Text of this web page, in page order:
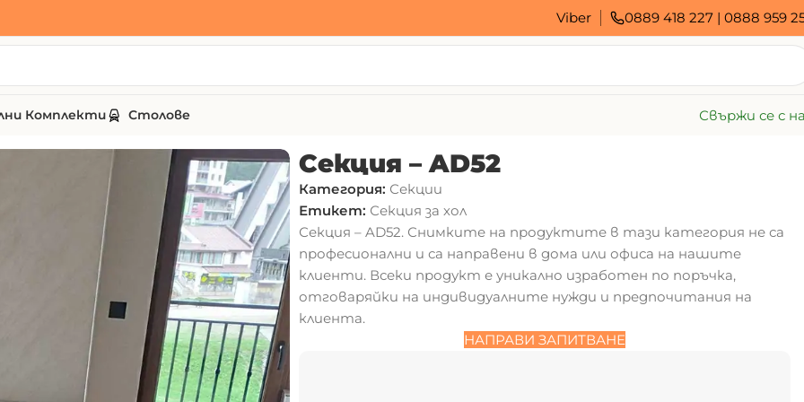
Viber 0889 418 227 | 0888 959
Комплекти Столове Свържи се с
Секция – AD52
Категория: Секции
Етикет: Секция за хол
Секция – AD52. Снимките на продуктите в тази категория не са
професионални и са направени в дома или офиса на нашите
клиенти. Всеки продукт е уникално изработен по поръчка,
отговаряйки на индивидуалните нужди и предпочитания на
клиента.
НАПРАВИ ЗАПИТВАНЕ